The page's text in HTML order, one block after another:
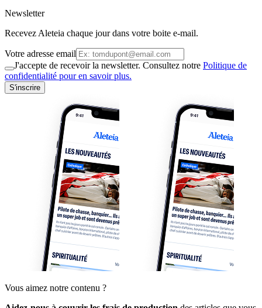
Newsletter
Recevez Aleteia chaque jour dans votre boite e-mail.
Votre adresse email
J'accepte de recevoir la newsletter. Consultez notre Politique de
confidentialité pour en savoir plus.
S'inscrire
Vous aimez notre contenu ?